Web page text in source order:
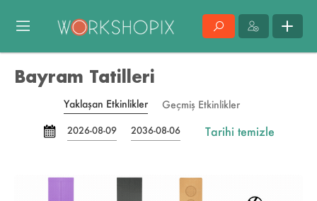
Bayram Tatilleri
Yaklaşan Etkinlikler Geçmiş Etkinlikler
2026-08-09 2036-08-06 Tarihi temizle